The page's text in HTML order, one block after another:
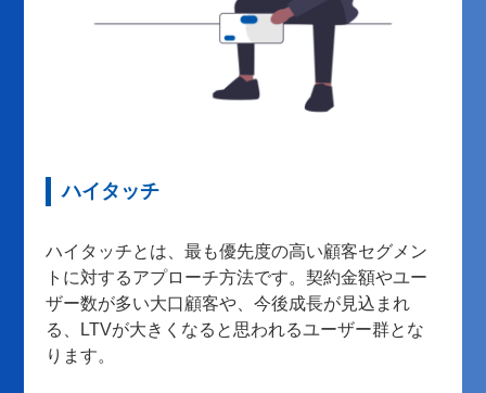
ハイタッチ
ハイタッチとは、最も優先度の高い顧客セグメン
トに対するアプローチ方法です。契約金額やユー
ザー数が多い大口顧客や、今後成長が見込まれ
る、LTVが大きくなると思われるユーザー群とな
ります。